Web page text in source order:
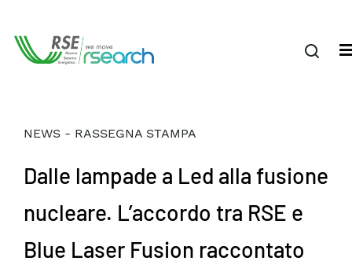
NEWS - RASSEGNA STAMPA
Dalle lampade a Led alla fusione
nucleare. L’accordo tra RSE e
Blue Laser Fusion raccontato